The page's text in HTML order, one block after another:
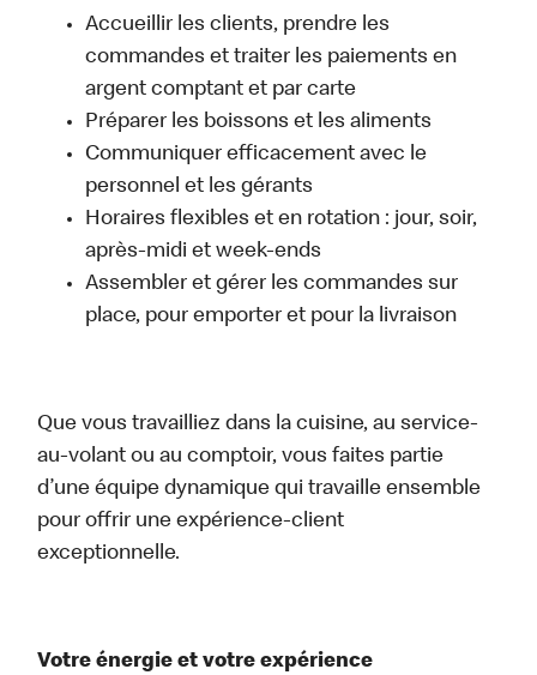
Accueillir les clients, prendre les
commandes et traiter les paiements en
argent comptant et par carte
Préparer les boissons et les aliments
Communiquer efficacement avec le
personnel et les gérants
Horaires flexibles et en rotation : jour, soir,
après-midi et week-ends
Assembler et gérer les commandes sur
place, pour emporter et pour la livraison
Que vous travailliez dans la cuisine, au service-
au-volant ou au comptoir, vous faites partie
d’une équipe dynamique qui travaille ensemble
pour offrir une expérience-client
exceptionnelle.
Votre énergie et votre expérience